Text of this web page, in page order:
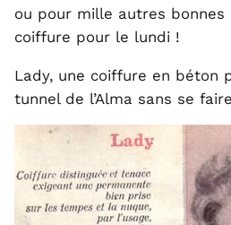
ou pour mille autres bonnes
coiffure pour le lundi !
Lady, une coiffure en béton
tunnel de l’Alma sans se